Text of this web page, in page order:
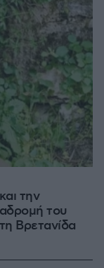
την
του
Βρετανίδα